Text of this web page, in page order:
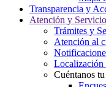
Transparencia y
Atención y
Trámites y
Atención al
Localización
Cuéntanos